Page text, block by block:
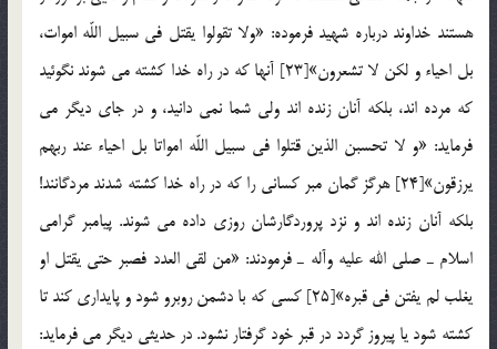
هستند خداوند درباره شهيد فرموده: «ولا تقولوا يقتل في سبيل اللّه اموات،
بل احياء و لكن لا تشعرون»[23] آنها كه در راه خدا كشته مي شوند نگوئيد
كه مرده اند، بلكه آنان زنده اند ولي شما نمي دانيد، و در جاي ديگر مي
فرمايد: «و لا تحسبن الذين قتلوا في سبيل اللّه امواتا بل احياء عند ربهم
يرزقون»[24] هرگز گمان مبر كساني را كه در راه خدا كشته شدند مردگانند!
بلكه آنان زنده اند و نزد پروردگارشان روزي داده مي شوند. پيامبر گرامي
اسلام ـ صلي الله عليه وآله ـ فرمودند: «من لقي العدد فصبر حتي يقتل او
يغلب لم يفتن في قبره»[25] كسي كه با دشمن روبرو شود و پايداري كند تا
كشته شود يا پيروز گردد در قبر خود گرفتار نشود. در حديثي ديگر مي فرمايد: